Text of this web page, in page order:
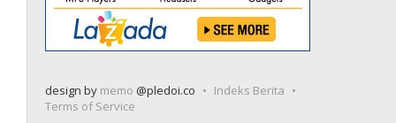
design by memo @pledoi.co
Indeks Berita
Terms of Service